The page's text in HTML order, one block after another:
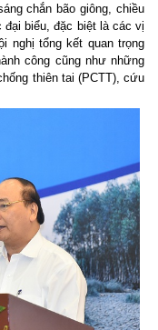
chắn bão giông, chiều
đại biểu, đặc biệt là các vị
nghị tổng kết quan trọng
công cũng như những
thiên tai (PCTT), cứu